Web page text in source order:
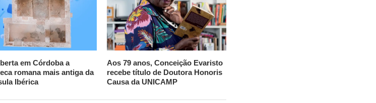
em Córdoba a
romana mais antiga da
Ibérica
Aos 79 anos, Conceição Evaristo
recebe título de Doutora Honoris
Causa da UNICAMP